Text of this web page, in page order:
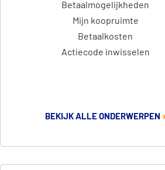
Betaalmogelijkheden
Mijn koopruimte
Betaalkosten
Actiecode inwisselen
BEKIJK ALLE ONDERWERPEN